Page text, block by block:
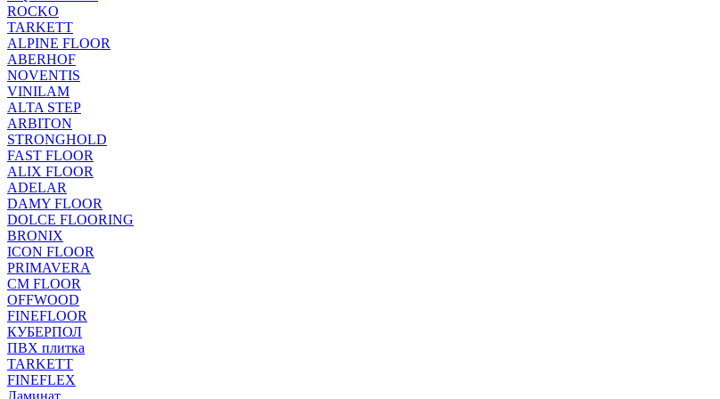
ROCKO
TARKETT
ALPINE FLOOR
ABERHOF
NOVENTIS
VINILAM
ALTA STEP
ARBITON
STRONGHOLD
FAST FLOOR
ALIX FLOOR
ADELAR
DAMY FLOOR
DOLCE FLOORING
BRONIX
ICON FLOOR
PRIMAVERA
CM FLOOR
OFFWOOD
FINEFLOOR
КУБЕРПОЛ
ПВХ плитка
TARKETT
FINEFLEX
Ламинат